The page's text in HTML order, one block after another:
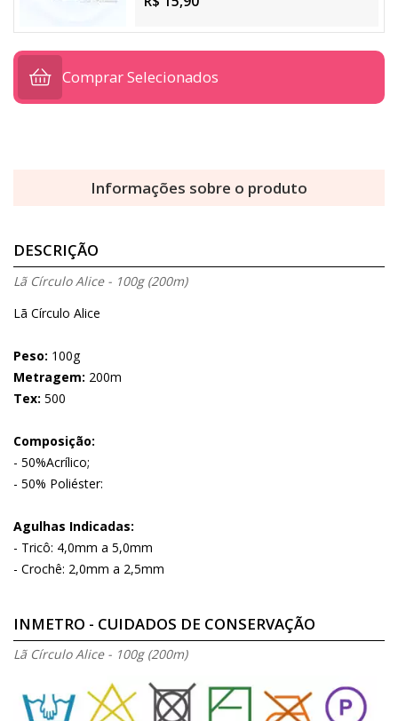
Comprar Selecionados
Informações sobre o produto
DESCRIÇÃO
Lã Círculo Alice - 100g (200m)
Lã Círculo Alice
Peso: 100g
Metragem: 200m
Tex: 500
Composição:
- 50%Acrílico;
- 50% Poliéster:
Agulhas Indicadas:
- Tricô: 4,0mm a 5,0mm
- Crochê: 2,0mm a 2,5mm
INMETRO - CUIDADOS DE CONSERVAÇÃO
Lã Círculo Alice - 100g (200m)